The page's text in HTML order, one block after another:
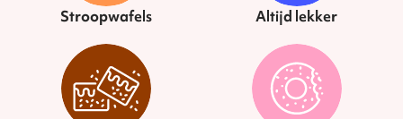
Stroopwafels Altijd lekker